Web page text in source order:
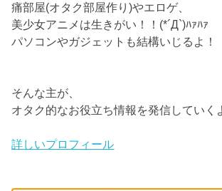
痛部屋(オタク部屋作り)やエロゲ、
美少女アニメは生きがい！！(*´Д`)ﾊｧﾊｧ
パソコンやガジェットも結構いじるよ！
そんな主が、
オタク的なお役立ち情報を発信していく
詳しいプロフィール